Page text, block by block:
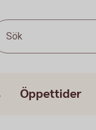
Sök
Öppettider